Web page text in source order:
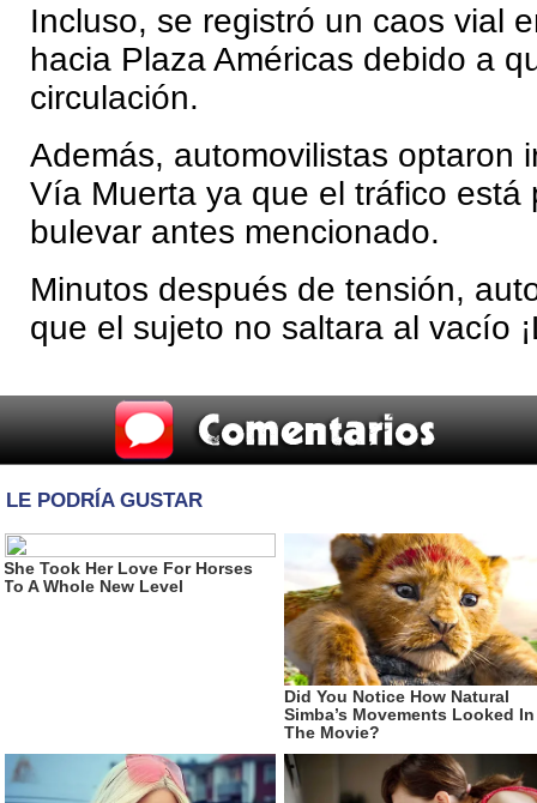
Incluso, se registró un caos vial
hacia Plaza Américas debido a
circulación.
Además, automovilistas optaron
Vía Muerta ya que el tráfico está
bulevar antes mencionado.
Minutos después de tensión,
que el sujeto no saltara al vacío